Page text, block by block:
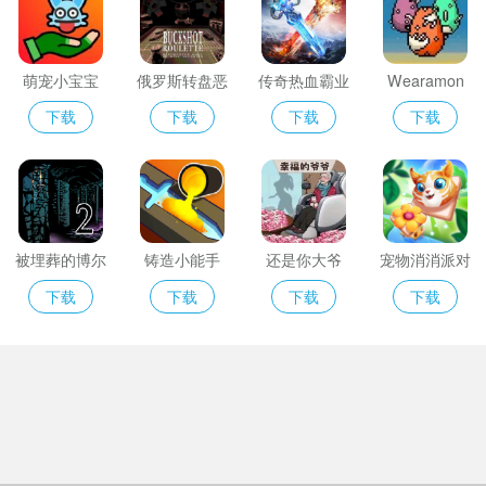
萌宠小宝宝
下载
俄罗斯转盘恶
魔
下载
传奇热血霸业
下载
Wearamon
下载
被埋葬的博尔
内什2
下载
铸造小能手
下载
还是你大爷
下载
宠物消消派对
下载